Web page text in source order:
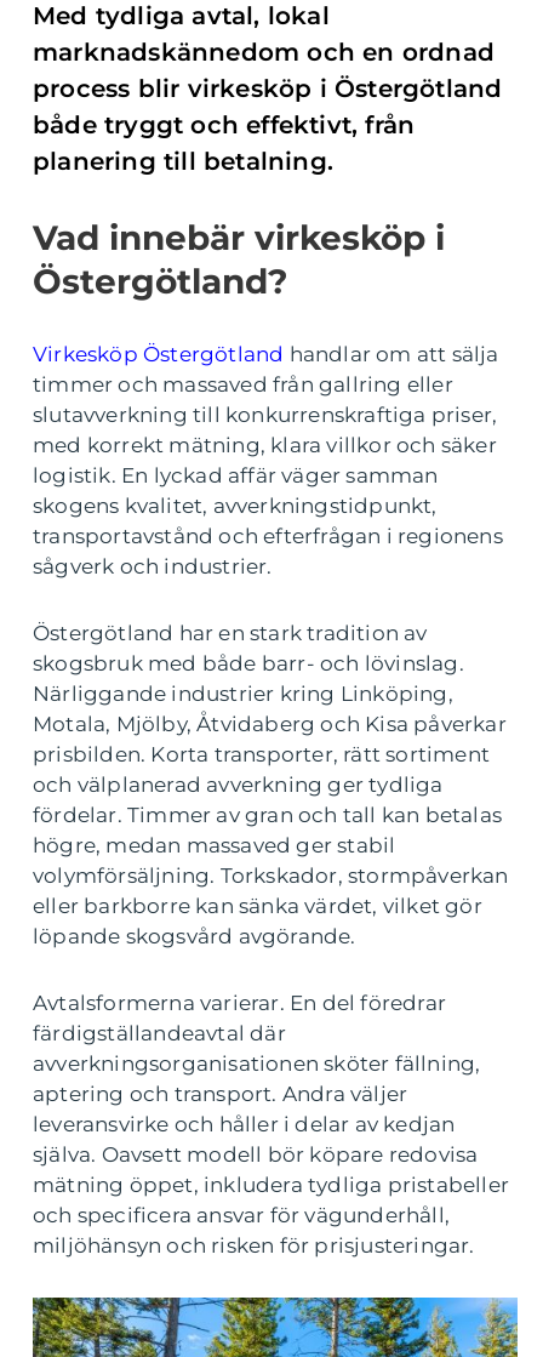
Med tydliga avtal, lokal
marknadskännedom och en ordnad
process blir virkesköp i Östergötland
både tryggt och effektivt, från
planering till betalning.
Vad innebär virkesköp i
Östergötland?
Virkesköp Östergötland handlar om att sälja
timmer och massaved från gallring eller
slutavverkning till konkurrenskraftiga priser,
med korrekt mätning, klara villkor och säker
logistik. En lyckad affär väger samman
skogens kvalitet, avverkningstidpunkt,
transportavstånd och efterfrågan i regionens
sågverk och industrier.
Östergötland har en stark tradition av
skogsbruk med både barr- och lövinslag.
Närliggande industrier kring Linköping,
Motala, Mjölby, Åtvidaberg och Kisa påverkar
prisbilden. Korta transporter, rätt sortiment
och välplanerad avverkning ger tydliga
fördelar. Timmer av gran och tall kan betalas
högre, medan massaved ger stabil
volymförsäljning. Torkskador, stormpåverkan
eller barkborre kan sänka värdet, vilket gör
löpande skogsvård avgörande.
Avtalsformerna varierar. En del föredrar
färdigställandeavtal där
avverkningsorganisationen sköter fällning,
aptering och transport. Andra väljer
leveransvirke och håller i delar av kedjan
själva. Oavsett modell bör köpare redovisa
mätning öppet, inkludera tydliga pristabeller
och specificera ansvar för vägunderhåll,
miljöhänsyn och risken för prisjusteringar.